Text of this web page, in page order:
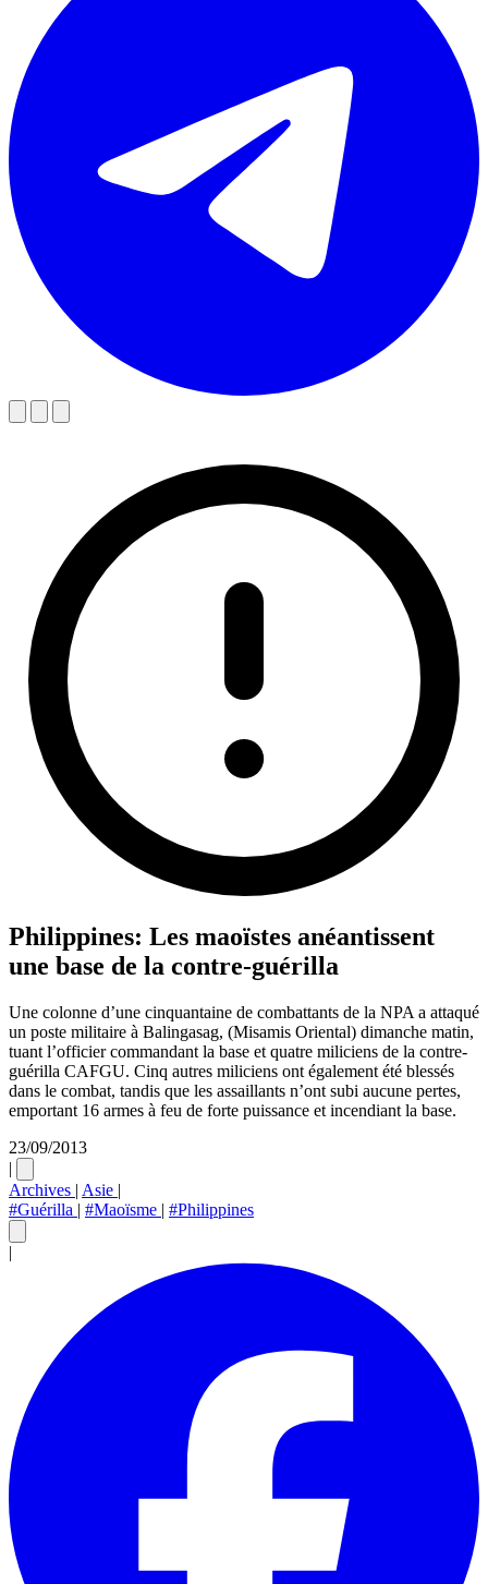
Philippines: Les maoïstes anéantissent
une base de la contre-guérilla
Une colonne d’une cinquantaine de combattants de la NPA a attaqué
un poste militaire à Balingasag, (Misamis Oriental) dimanche matin,
tuant l’officier commandant la base et quatre miliciens de la contre-
guérilla CAFGU. Cinq autres miliciens ont également été blessés
dans le combat, tandis que les assaillants n’ont subi aucune pertes,
emportant 16 armes à feu de forte puissance et incendiant la base.
23/09/2013
|
Archives | Asie |
#Guérilla | #Maoïsme | #Philippines
|